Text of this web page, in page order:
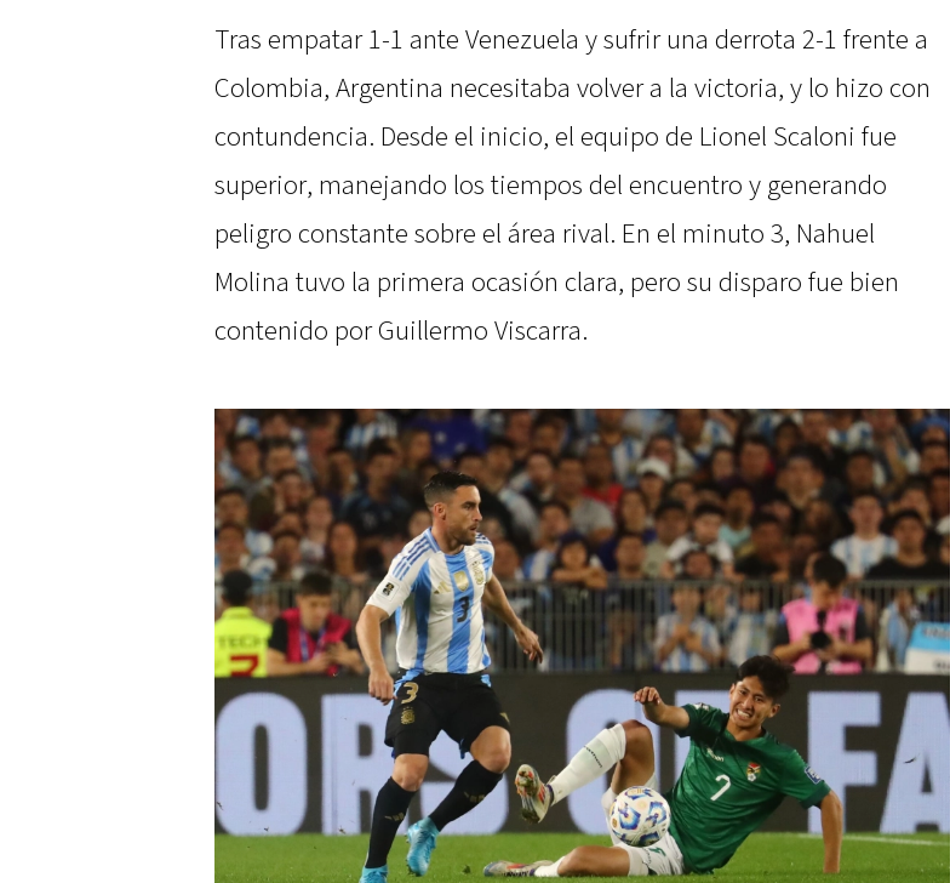
Tras empatar 1-1 ante Venezuela y sufrir una derrota 2-1 frente a
Colombia, Argentina necesitaba volver a la victoria, y lo hizo con
contundencia. Desde el inicio, el equipo de Lionel Scaloni fue
superior, manejando los tiempos del encuentro y generando
peligro constante sobre el área rival. En el minuto 3, Nahuel
Molina tuvo la primera ocasión clara, pero su disparo fue bien
contenido por Guillermo Viscarra.